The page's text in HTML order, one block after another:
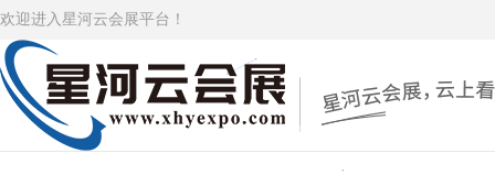
欢迎进入星河云会展平台！